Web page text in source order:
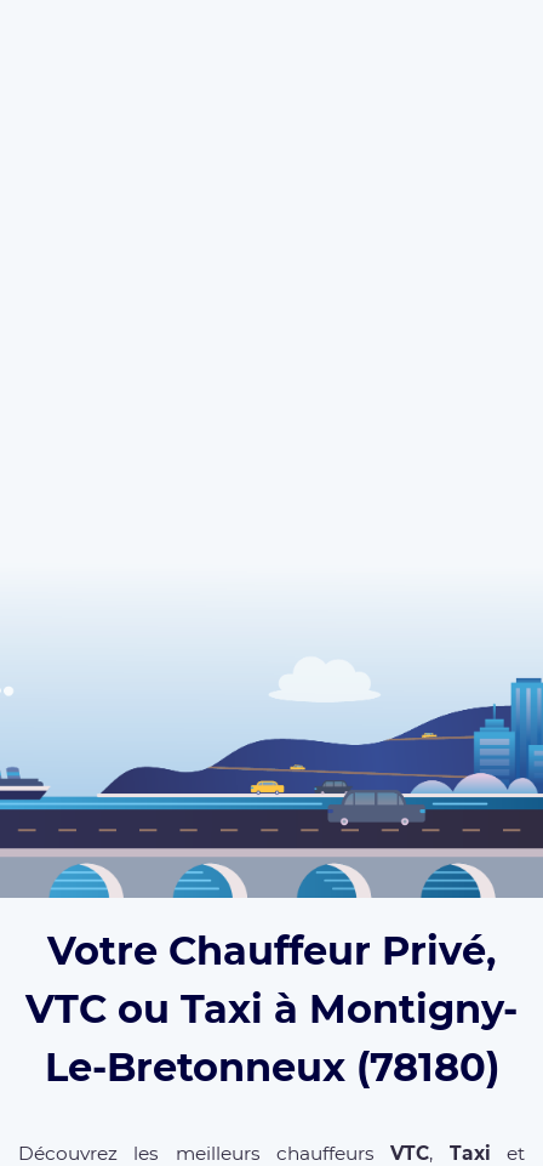
Votre Chauffeur Privé,
VTC ou Taxi à Montigny-
Le-Bretonneux (78180)
Découvrez les meilleurs chauffeursVTC, Taxi et